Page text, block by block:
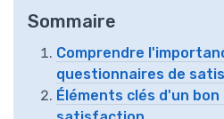
Sommaire
Comprendre
questionnaires de
Éléments clés d'un